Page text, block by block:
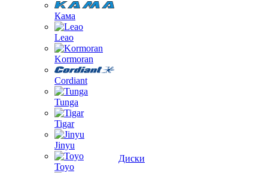
Кама
Leao
Kormoran
Cordiant
Tunga
Tigar
Jinyu
Toyo
Диски